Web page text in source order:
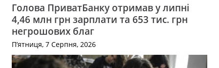
Голова ПриватБанку отримав у липні
4,46 млн грн зарплати та 653 тис. грн
негрошових благ
П’ятниця, 7 Серпня, 2026